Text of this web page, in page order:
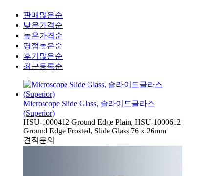
판매많은순
낮은가격순
높은가격순
평점높은순
후기많은순
최근등록순
Microscope Slide Glass, 슬라이드글라스
(Superior)
HSU-1000412 Ground Edge Plain, HSU-1000612
Ground Edge Frosted, Slide Glass 76 x 26mm
견적문의